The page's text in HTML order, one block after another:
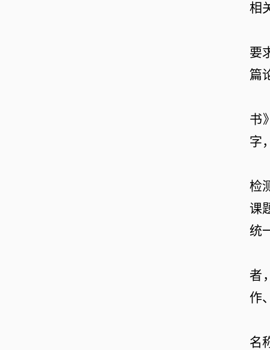
相
要
篇
书
字
检
课
统
者
作
名